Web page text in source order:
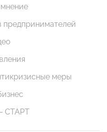
предпринимателей
меры
СТАРТ